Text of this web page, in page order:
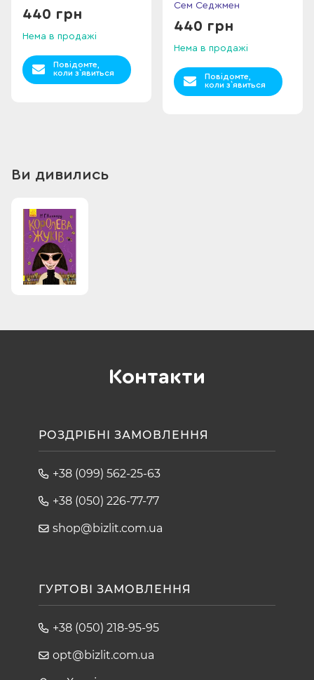
440 грн
Нема в продажі
Повідомте,
коли з`явиться
Сем Седжмен
440 грн
Нема в продажі
Повідомте,
коли з`явиться
Ви дивились
Контакти
РОЗДРІБНІ ЗАМОВЛЕННЯ
+38 (099) 562-25-63
+38 (050) 226-77-77
shop@bizlit.com.ua
ГУРТОВІ ЗАМОВЛЕННЯ
+38 (050) 218-95-95
opt@bizlit.com.ua